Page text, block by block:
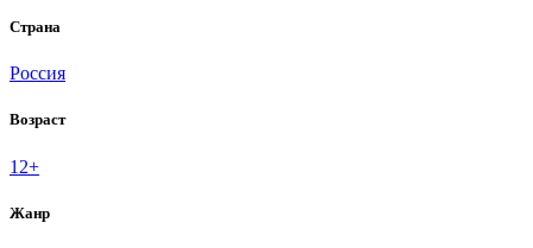
Страна
Россия
Возраст
12+
Жанр